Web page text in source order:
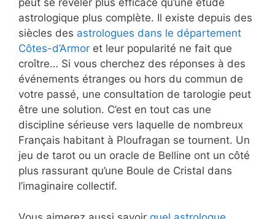
peut se révéler plus efficace qu’une étude
astrologique plus complète. Il existe depuis des
siècles des astrologues dans le département
Côtes-d’Armor et leur popularité ne fait que
croître… Si vous cherchez des réponses à des
événements étranges ou hors du commun de
votre passé, une consultation de tarologie peut
être une solution. C’est en tout cas une
discipline sérieuse vers laquelle de nombreux
Français habitant à Ploufragan se tournent. Un
jeu de tarot ou un oracle de Belline ont un côté
plus rassurant qu’une Boule de Cristal dans
l’imaginaire collectif.